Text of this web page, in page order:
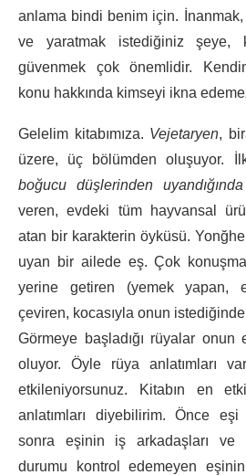
anlama bindi benim için.
ve yaratmak istediğiniz şeye,
güvenmek çok önemlidir.
konu hakkında kimseyi ikna
Gelelim kitabımıza. Vejetaryen,
üzere, üç bölümden oluşuyor.
boğucu düşlerinden uyandığında
veren, evdeki tüm hayvansal
atan bir karakterin öyküsü.
uyan bir ailede eş. Çok
yerine getiren (yemek yapan,
çeviren, kocasıyla onun
Görmeye başladığı rüyalar onun
oluyor. Öyle rüya anlatımları
etkileniyorsunuz. Kitabın en
anlatımları diyebilirim. Önce eşi
sonra eşinin iş arkadaşları ve
durumu kontrol edemeyen